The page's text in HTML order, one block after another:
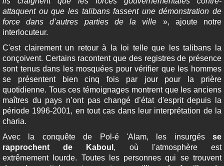
attaquent ou que les talibans fassent une démonstration de
force dans d’autres parties de la ville », ajoute notre
interlocuteur.
C'est clairement un retour à la loi telle que les talibans la
conçoivent. Certains racontent que des registres de présence
sont tenus dans les mosquées pour vérifier que les hommes
se présentent bien cinq fois par jour pour la prière
quotidienne. Tous ces témoignages montrent que les anciens
maîtres du pays n’ont pas changé d’état d'esprit depuis la
période 1996-2001, en tout cas dans leur interprétation de la
charia.
Avec la conquête de Pol-é 'Alam, les insurgés se
rapprochent de Kaboul , où l'atmosphère est
extrêmement lourde. Toutes les personnes qui se trouvent